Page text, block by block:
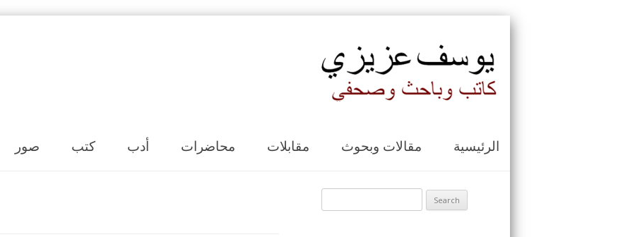
صور كتب أدب محاضرات مقابلات مقالات وبحوث الرئيسية